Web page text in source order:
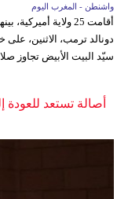
واشنطن - المغرب اليوم
أقامت 25 ولاية
سيّد البيت الأبيض تجاوز
أصالة تستعد